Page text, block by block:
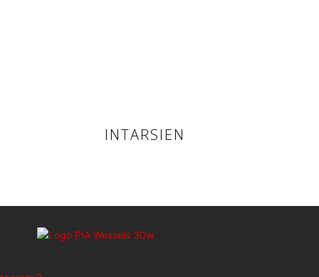
INTARSIEN